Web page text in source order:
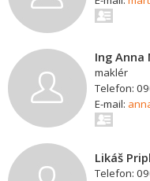
Ing Anna
maklér
Telefon:
E-mail:
Likáš
Telefon: